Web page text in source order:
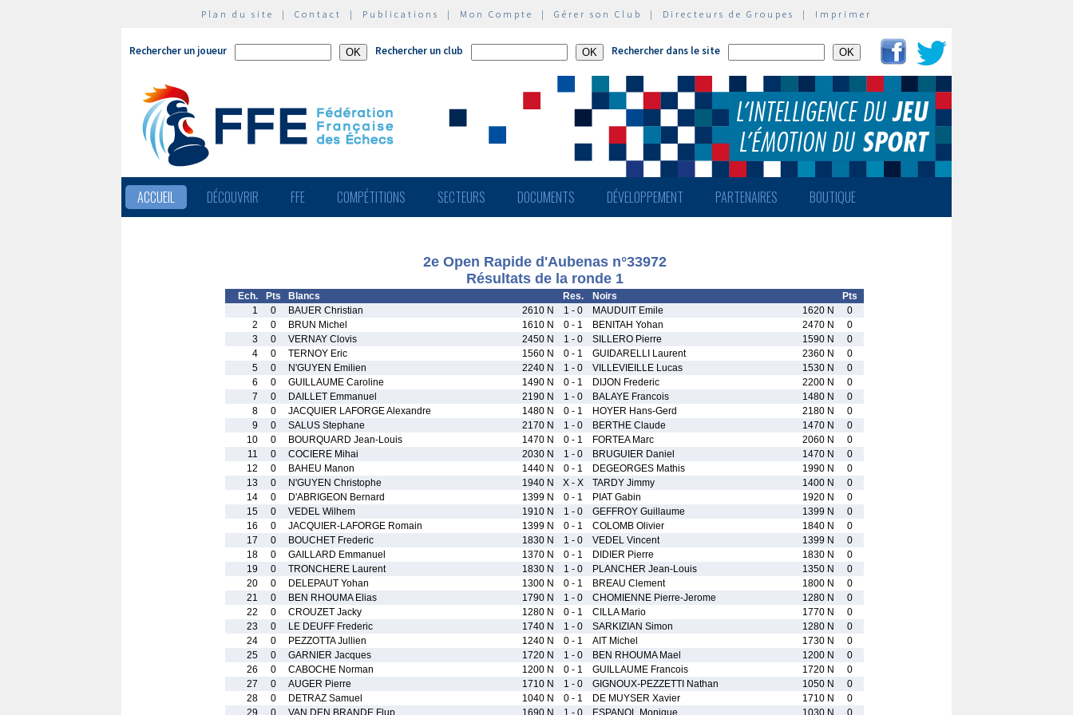
Plan du site | Contact | Publications | Mon Compte | Gérer son Club | Directeurs de Groupes | Imprimer
Rechercher un joueur Rechercher un club Rechercher dans le site
ACCUEIL DÉCOUVRIR FFE COMPÉTITIONS SECTEURS DOCUMENTS DÉVELOPPEMENT PARTENAIRES BOUTIQUE
2e Open Rapide d'Aubenas n°33972
Résultats de la ronde 1
Ech. Pts Blancs Res. Noirs
Pts
1
0 BAUER Christian 2610 N 1 - 0 MAUDUIT Emile 1620 N
0
2
0 BRUN Michel 1610 N 0 - 1 BENITAH Yohan 2470 N
0
3
0 VERNAY Clovis 2450 N 1 - 0 SILLERO Pierre 1590 N
0
4
0 TERNOY Eric 1560 N 0 - 1 GUIDARELLI Laurent 2360 N
0
5
0 N'GUYEN Emilien 2240 N 1 - 0 VILLEVIEILLE Lucas 1530 N
0
6
0 GUILLAUME Caroline 1490 N 0 - 1 DIJON Frederic 2200 N
0
7
0 DAILLET Emmanuel 2190 N 1 - 0 BALAYE Francois 1480 N
0
8
0 JACQUIER LAFORGE Alexandre 1480 N 0 - 1 HOYER Hans-Gerd 2180 N
0
9
0 SALUS Stephane 2170 N 1 - 0 BERTHE Claude 1470 N
0
10
0 BOURQUARD Jean-Louis 1470 N 0 - 1 FORTEA Marc 2060 N
0
11
0 COCIERE Mihai 2030 N 1 - 0 BRUGUIER Daniel 1470 N
0
12
0 BAHEU Manon 1440 N 0 - 1 DEGEORGES Mathis 1990 N
0
13
0 N'GUYEN Christophe 1940 N X - X TARDY Jimmy 1400 N
0
14
0 D'ABRIGEON Bernard 1399 N 0 - 1 PIAT Gabin 1920 N
0
15
0 VEDEL Wilhem 1910 N 1 - 0 GEFFROY Guillaume 1399 N
0
16
0 JACQUIER-LAFORGE Romain 1399 N 0 - 1 COLOMB Olivier 1840 N
0
17
0 BOUCHET Frederic 1830 N 1 - 0 VEDEL Vincent 1399 N
0
18
0 GAILLARD Emmanuel 1370 N 0 - 1 DIDIER Pierre 1830 N
0
19
0 TRONCHERE Laurent 1830 N 1 - 0 PLANCHER Jean-Louis 1350 N
0
20
0 DELEPAUT Yohan 1300 N 0 - 1 BREAU Clement 1800 N
0
21
0 BEN RHOUMA Elias 1790 N 1 - 0 CHOMIENNE Pierre-Jerome 1280 N
0
22
0 CROUZET Jacky 1280 N 0 - 1 CILLA Mario 1770 N
0
23
0 LE DEUFF Frederic 1740 N 1 - 0 SARKIZIAN Simon 1280 N
0
24
0 PEZZOTTA Jullien 1240 N 0 - 1 AIT Michel 1730 N
0
25
0 GARNIER Jacques 1720 N 1 - 0 BEN RHOUMA Mael 1200 N
0
26
0 CABOCHE Norman 1200 N 0 - 1 GUILLAUME Francois 1720 N
0
27
0 AUGER Pierre 1710 N 1 - 0 GIGNOUX-PEZZETTI Nathan 1050 N
0
28
0 DETRAZ Samuel 1040 N 0 - 1 DE MUYSER Xavier 1710 N
0
29
0 VAN DEN BRANDE Flup 1690 N 1 - 0 ESPANOL Monique 1030 N 0